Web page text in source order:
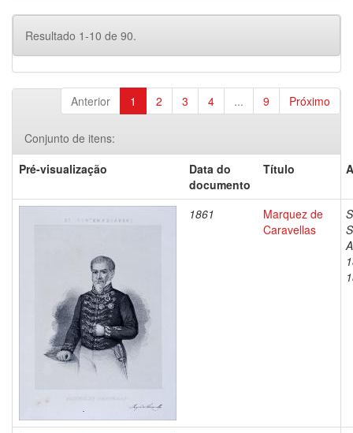
Resultado 1-10 de 90.
Anterior 1 2 3 4 ... 9 Próximo
Conjunto de itens:
Pré-visualização
Data do
documento
Título
1861
Marquez de
Caravellas